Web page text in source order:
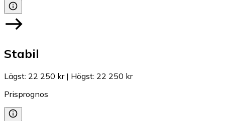
Stabil
Lägst: 22 250 kr| Högst: 22 250 kr
Prisprognos